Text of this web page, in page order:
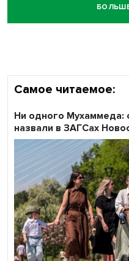
Кибертанки пошли в бой:
Самое читаемое:
Ни одного
назвали в ЗАГСах